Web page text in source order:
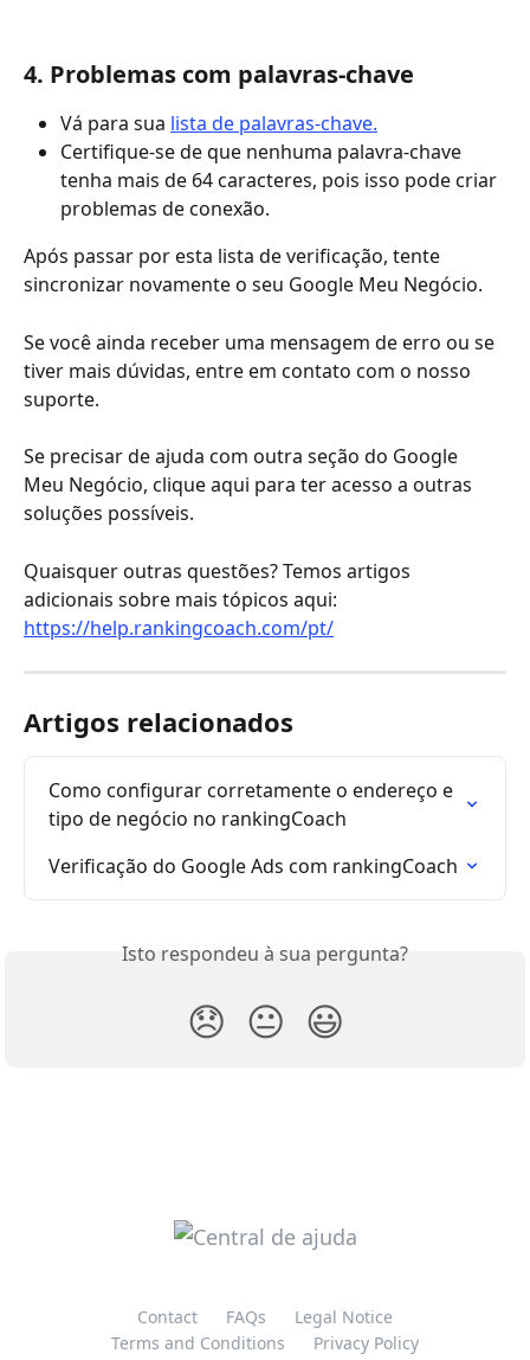
4. Problemas com palavras-chave
Vá para sua lista de palavras-chave.
Certifique-se de que nenhuma palavra-chave
tenha mais de 64 caracteres, pois isso pode criar
problemas de conexão.
Após passar por esta lista de verificação, tente
sincronizar novamente o seu Google Meu Negócio.
Se você ainda receber uma mensagem de erro ou se
tiver mais dúvidas, entre em contato com o nosso
suporte.
Se precisar de ajuda com outra seção do Google
Meu Negócio, clique aqui para ter acesso a outras
soluções possíveis.
Quaisquer outras questões? Temos artigos
adicionais sobre mais tópicos aqui:
https://help.rankingcoach.com/pt/
Artigos relacionados
Como configurar corretamente o endereço e
tipo de negócio no rankingCoach
Verificação do Google Ads com rankingCoach
Isto respondeu à sua pergunta?
😞 😐 😃
Contact FAQs
Legal Notice
Terms and Conditions
Privacy Policy